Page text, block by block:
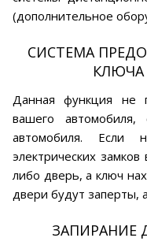
(дополнительное
СИСТЕМА
Данная функция не
вашего
автомобиля. Если
электрических
либо дверь, а ключ
двери будут заперты,
ЗАПИРАНИЕ